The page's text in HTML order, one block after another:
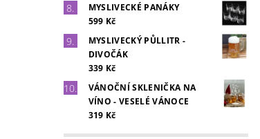
MYSLIVECKÉ PANÁKY
599 Kč
MYSLIVECKÝ PŮLLITR -
DIVOČÁK
339 Kč
VÁNOČNÍ SKLENIČKA NA
VÍNO - VESELÉ VÁNOCE
319 Kč